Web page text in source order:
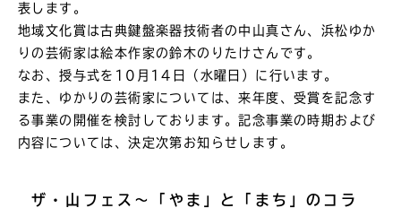
表します。
地域文化賞は古典鍵盤楽器技術者の中山真さん、浜松ゆか
りの芸術家は絵本作家の鈴木のりたけさんです。
なお、授与式を10月14日（水曜日）に行います。
また、ゆかりの芸術家については、来年度、受賞を記念す
る事業の開催を検討しております。記念事業の時期および
内容については、決定次第お知らせします。
ザ・山フェス～「やま」と「まち」のコラ